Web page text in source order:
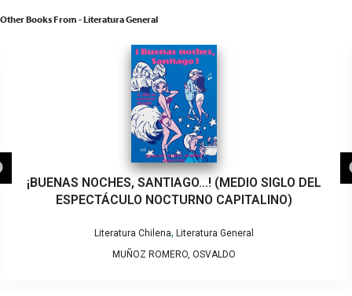
Other Books From - Literatura General
¡BUENAS NOCHES, SANTIAGO…! (MEDIO SIGLO DEL
ESPECTÁCULO NOCTURNO CAPITALINO)
Literatura Chilena, Literatura General
MUÑOZ ROMERO, OSVALDO